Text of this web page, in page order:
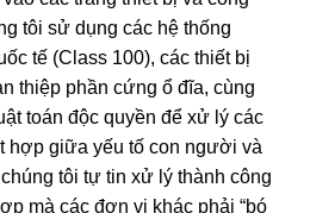
tôi sử dụng các hệ thống
tế (Class 100), các thiết bị
thiệp phần cứng ổ đĩa, cùng
toán độc quyền để xử lý các
hợp giữa yếu tố con người và
tôi tự tin xử lý thành công
mà các đơn vị khác phải “bó